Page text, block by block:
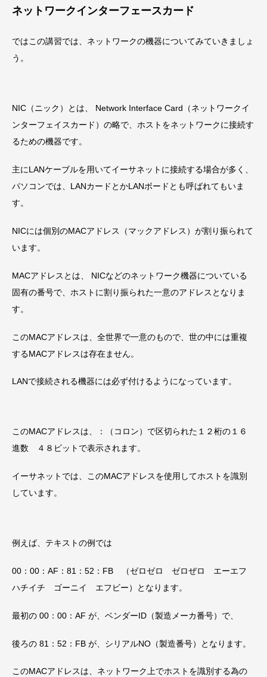
ネットワークインターフェースカード
ではこの講習では、ネットワークの機器についてみていきましょ
う。
NIC （ニック）とは、 Network Interface Card（ネットワークイ
ンターフェイスカード）の略で、ホストをネットワークに接続す
るための機器です。
主にLANケーブルを用いてイーサネットに接続する場合が多く、
パソコンでは、 LANカード とかLANボード とも呼ばれてもいま
す。
NICには個別のMACアドレス
（マックアドレス）が割り振られて
います。
MACアドレスとは、 NICなどのネットワーク機器についている
固有の番号で、ホストに割り振られた一意のアドレスとなりま
す。
このMACアドレスは、全世界で一意のもので、世の中には重複
するMACアドレスは存在ません。
LANで接続される機器には必ず付けるようになっています。
このMACアドレスは、：（コロン）で区切られた１２桁の１６
進数 ４８ビットで表示されます。
イーサネットでは、このMACアドレスを使用してホストを識別
しています。
例えば、テキストの例では
00：00：AF：81：52：FB （ゼロゼロ ゼロぜロ エーエフ
ハチイチ ゴーニイ エフビー）となります。
最初の 00：00：AF が、ベンダーID（製造メーカ番号）で、
後ろの 81：52：FB が、シリアルNO（製造番号）となります。
このMACアドレスは、ネットワーク上でホストを識別する為の